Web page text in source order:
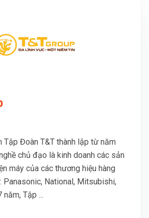
Tập Đoàn T&T thành lập từ năm
chủ đạo là kinh doanh các sản
máy của các thương hiệu hàng
Panasonic, National, Mitsubishi,
năm, Tập ...